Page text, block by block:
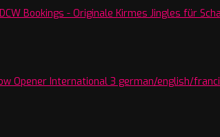
Opener International 3 german/english/